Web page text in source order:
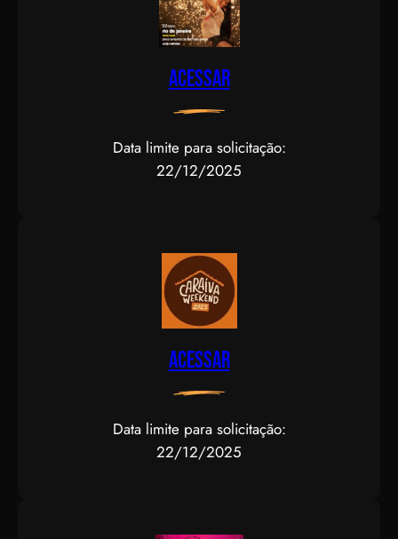
Acessar
Data limite para solicitação:
22/12/2025
Acessar
Data limite para solicitação:
22/12/2025